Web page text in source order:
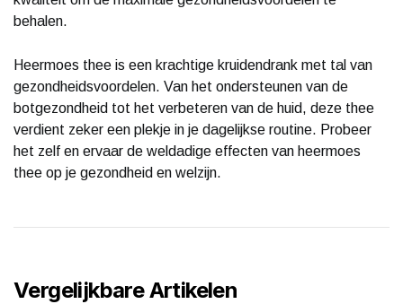
behalen.
Heermoes thee is een krachtige kruidendrank met tal van
gezondheidsvoordelen. Van het ondersteunen van de
botgezondheid tot het verbeteren van de huid, deze thee
verdient zeker een plekje in je dagelijkse routine. Probeer
het zelf en ervaar de weldadige effecten van heermoes
thee op je gezondheid en welzijn.
Vergelijkbare Artikelen